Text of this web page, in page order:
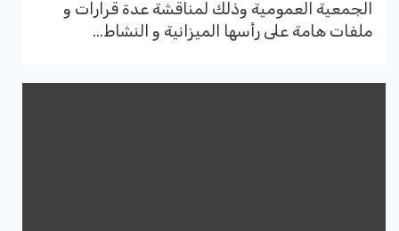
الجمعية العمومية وذلك لمناقشة عدة قرارات و
ملفات هامة على رأسها الميزانية و النشاط...